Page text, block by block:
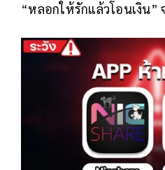
“หลอกให้รักแล้วโอนเงิน”